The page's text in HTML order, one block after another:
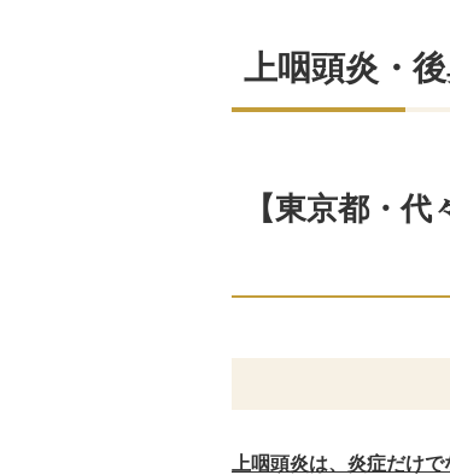
上咽頭炎・
【東京都・
上咽頭炎は、炎症だけ